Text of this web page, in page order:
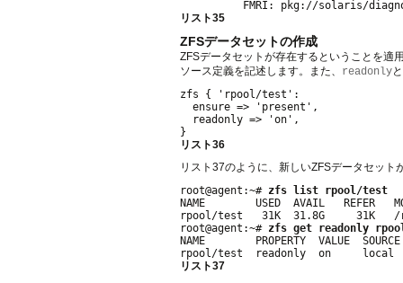
リスト35
ZFSデータセットの作成
ZFSデータセットが存在するということを適
ソース定義を記述します。また、 readonly
zfs { 'rpool/test':
  ensure => 'present',
  readonly => 'on',
リスト36
リスト37のように、新しいZFSデータセット
root@agent:~# zfs list rpool/test
NAME        USED  AVAIL   REFER
rpool/test   31K  31.8G     31K
root@agent:~# zfs get readonly
NAME        PROPERTY  VALUE  SOURCE
リスト37